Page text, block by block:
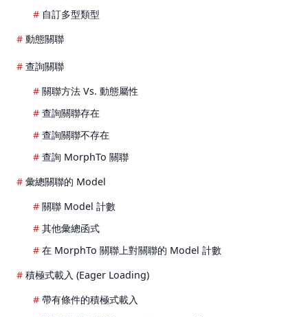
自訂多型類型
動態關聯
查詢關聯
關聯方法 Vs. 動態屬性
查詢關聯存在
查詢關聯不存在
查詢 MorphTo 關聯
彙總關聯的 Model
關聯 Model 計數
其他彙總函式
在 MorphTo 關聯上對關聯的 Model 計數
積極式載入 (Eager Loading)
帶有條件的積極式載入